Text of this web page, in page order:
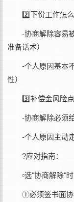
2️⃣下份工作怎么
-协商解除容易被
准备话术）
-个人原因基本不
性）
3️⃣补偿金风险点
-协商解除必须给
-个人原因主动走
?应对指南：
▫️选"协商解除"时
①必须签书面协